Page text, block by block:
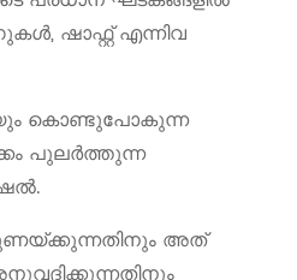
ഷാഫ്റ്റ് എന്നിവ
കൊണ്ടുപോകുന്ന
പുലർത്തുന്ന
അത്